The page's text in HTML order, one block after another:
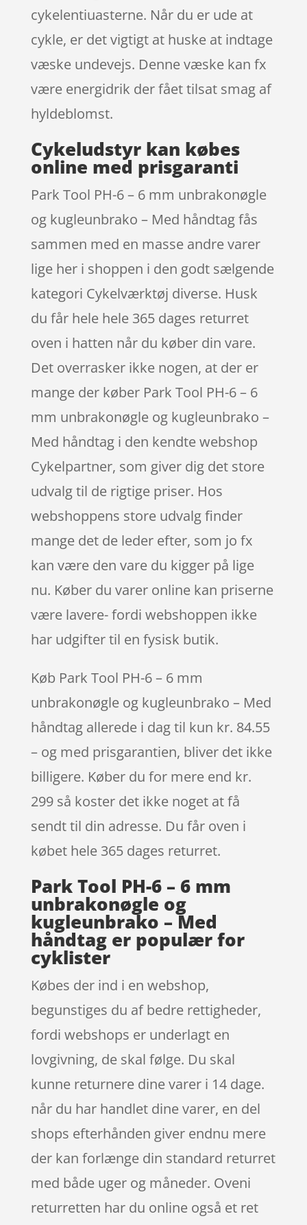
cykelentiuasterne. Når du er ude at
cykle, er det vigtigt at huske at indtage
væske undevejs. Denne væske kan fx
være energidrik der fået tilsat smag af
hyldeblomst.
Cykeludstyr kan købes
online med prisgaranti
Park Tool PH-6 – 6 mm unbrakonøgle
og kugleunbrako – Med håndtag fås
sammen med en masse andre varer
lige her i shoppen i den godt sælgende
kategori Cykelværktøj diverse. Husk
du får hele hele 365 dages returret
oven i hatten når du køber din vare.
Det overrasker ikke nogen, at der er
mange der køber Park Tool PH-6 – 6
mm unbrakonøgle og kugleunbrako –
Med håndtag i den kendte webshop
Cykelpartner, som giver dig det store
udvalg til de rigtige priser. Hos
webshoppens store udvalg finder
mange det de leder efter, som jo fx
kan være den vare du kigger på lige
nu. Køber du varer online kan priserne
være lavere- fordi webshoppen ikke
har udgifter til en fysisk butik.
Køb Park Tool PH-6 – 6 mm
unbrakonøgle og kugleunbrako – Med
håndtag allerede i dag til kun kr. 84.55
– og med prisgarantien, bliver det ikke
billigere. Køber du for mere end kr.
299 så koster det ikke noget at få
sendt til din adresse. Du får oven i
købet hele 365 dages returret.
Park Tool PH-6 – 6 mm
unbrakonøgle og
kugleunbrako – Med
håndtag er populær for
cyklister
Købes der ind i en webshop,
begunstiges du af bedre rettigheder,
fordi webshops er underlagt en
lovgivning, de skal følge. Du skal
kunne returnere dine varer i 14 dage.
når du har handlet dine varer, en del
shops efterhånden giver endnu mere
der kan forlænge din standard returret
med både uger og måneder. Oveni
returretten har du online også et ret